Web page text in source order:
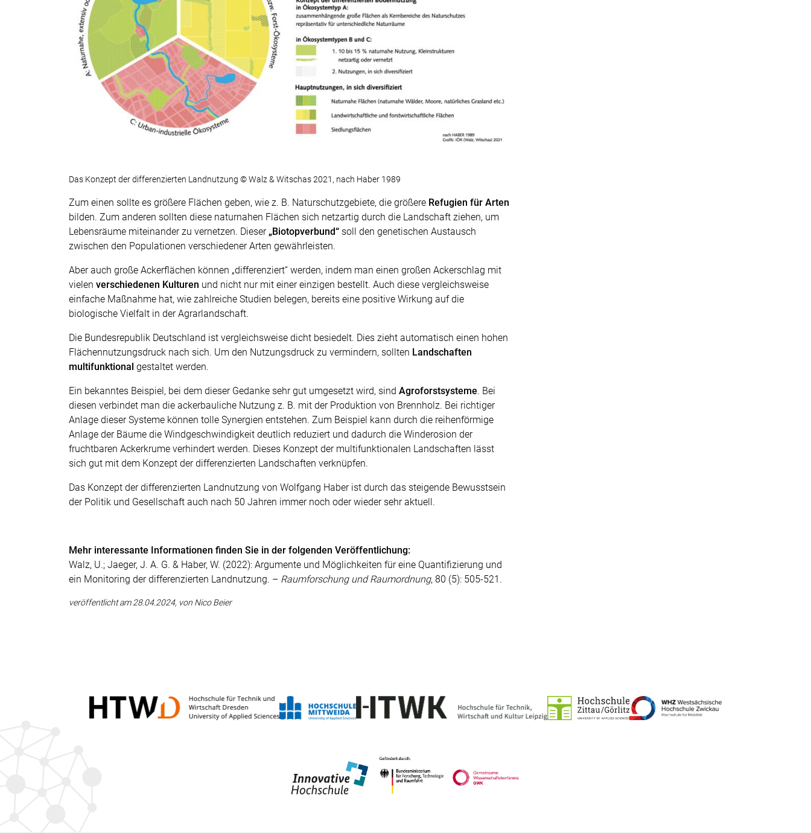
Das Konzept der differenzierten Landnutzung © Walz & Witschas 2021, nach Haber 1989
Zum einen sollte es größere Flächen geben, wie z. B. Naturschutzgebiete, die größere Refugien für Arten
bilden. Zum anderen sollten diese naturnahen Flächen sich netzartig durch die Landschaft ziehen, um
Lebensräume miteinander zu vernetzen. Dieser „Biotopverbund“ soll den genetischen Austausch
zwischen den Populationen verschiedener Arten gewährleisten.
Aber auch große Ackerflächen können „differenziert“ werden, indem man einen großen Ackerschlag mit
vielen verschiedenen Kulturen und nicht nur mit einer einzigen bestellt. Auch diese vergleichsweise
einfache Maßnahme hat, wie zahlreiche Studien belegen, bereits eine positive Wirkung auf die
biologische Vielfalt in der Agrarlandschaft.
Die Bundesrepublik Deutschland ist vergleichsweise dicht besiedelt. Dies zieht automatisch einen hohen
Flächennutzungsdruck nach sich. Um den Nutzungsdruck zu vermindern, sollten Landschaften
multifunktional gestaltet werden.
Ein bekanntes Beispiel, bei dem dieser Gedanke sehr gut umgesetzt wird, sind Agroforstsysteme. Bei
diesen verbindet man die ackerbauliche Nutzung z. B. mit der Produktion von Brennholz. Bei richtiger
Anlage dieser Systeme können tolle Synergien entstehen. Zum Beispiel kann durch die reihenförmige
Anlage der Bäume die Windgeschwindigkeit deutlich reduziert und dadurch die Winderosion der
fruchtbaren Ackerkrume verhindert werden. Dieses Konzept der multifunktionalen Landschaften lässt
sich gut mit dem Konzept der differenzierten Landschaften verknüpfen.
Das Konzept der differenzierten Landnutzung von Wolfgang Haber ist durch das steigende Bewusstsein
der Politik und Gesellschaft auch nach 50 Jahren immer noch oder wieder sehr aktuell.
Mehr interessante Informationen finden Sie in der folgenden Veröffentlichung:
Walz, U.; Jaeger, J. A. G. & Haber, W. (2022): Argumente und Möglichkeiten für eine Quantifizierung und
ein Monitoring der differenzierten Landnutzung. – Raumforschung und Raumordnung, 80 (5): 505-521.
veröffentlicht am 28.04.2024, von Nico Beier